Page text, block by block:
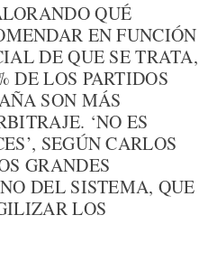
QUÉ
EN FUNCIÓN
DE QUE SE TRATA,
DE LOS PARTIDOS
SON MÁS
‘NO ES
SEGÚN CARLOS
GRANDES
DEL SISTEMA, QUE
LOS